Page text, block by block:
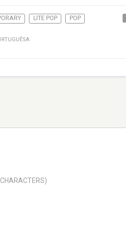
LITE POP POP